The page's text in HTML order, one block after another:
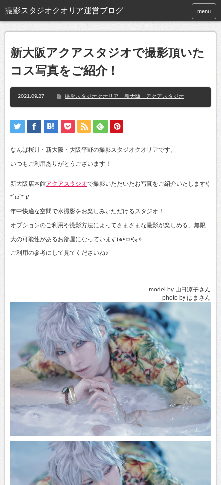
撮影スタジオクオリア運営ブログ menu
新大阪アクアスタジオで撮影頂いた
コス写真をご紹介！
2021.09.27 撮影スタジオクオリア 新大阪 アクアスタジオ
なんば桜川・新大阪・大阪平野の撮影スタジオクオリアです。
いつもご利用ありがとうございます！
新大阪店本館アクアスタジオで撮影いただいたお写真をご紹介いたします\(
*´ω`* )/
年中快適な空間で水撮影をお楽しみいただけるスタジオ！
オプションのご利用や撮影方法によってさまざまな撮影が楽しめる、無限
大の可能性があるお部屋になっています(๑•̀ㅂ•́)و✧
ご利用の参考にして見てくださいね♪
model by 山田涼子さん
photo by はまさん